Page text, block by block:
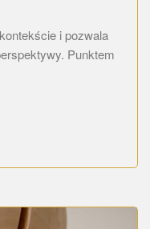
i pozwala
Punktem